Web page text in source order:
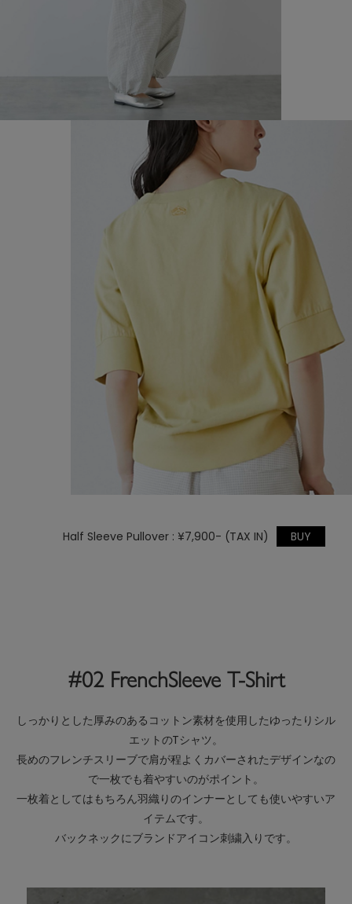
Half Sleeve Pullover : ¥7,900- (TAX IN) BUY
#02 FrenchSleeve T-Shirt
しっかりとした厚みのあるコットン素材を使用したゆったりシル
エットのTシャツ。
長めのフレンチスリーブで肩が程よくカバーされたデザインなの
で一枚でも着やすいのがポイント。
一枚着としてはもちろん羽織りのインナーとしても使いやすいア
イテムです。
バックネックにブランドアイコン刺繍入りです。